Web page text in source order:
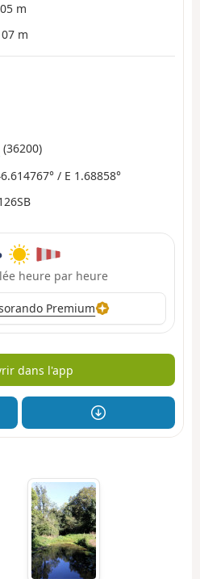
m
m
(36200)
/ E 1.68858°
heure par heure
Premium
dans l'app